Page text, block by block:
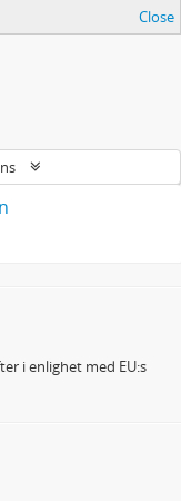
Close
i enlighet med EU:s